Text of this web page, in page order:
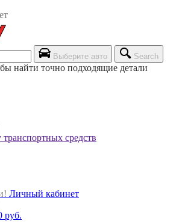
Выберите авто Search
найти точно подходящие детали
средств
Личный кабинет
руб.